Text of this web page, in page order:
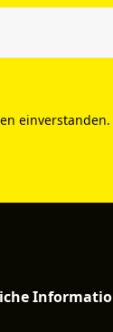
einverstanden.